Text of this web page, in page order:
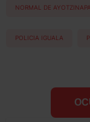
NORMAL DE AYOTZINAPA
POLICIA IGUALA